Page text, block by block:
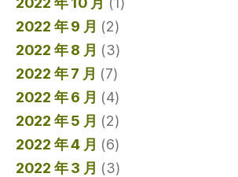
2022 年 9 月 (2)
2022 年 8 月 (3)
2022 年 7 月 (7)
2022 年 6 月 (4)
2022 年 5 月 (2)
2022 年 4 月 (6)
2022 年 3 月 (3)